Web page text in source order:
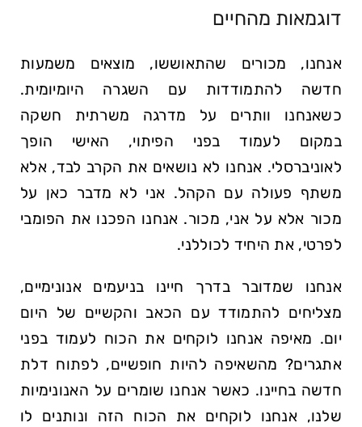
דוגמאות מהחיים
אנחנו, מכורים שהתאוששו, מוצאים משמעות
חדשה להתמודדות עם השגרה היומיומית.
כשאנחנו וותרים על מדרגה משרתית חשקה
במקום לעמוד בפני הפיתוי, האישי הופך
לאוניברסלי. אנחנו לא נושאים את הקרב לבד, אלא
משתף פעולה עם הקהל. אני לא מדבר כאן על
מכור אלא על אני, מכור. אנחנו הפכנו את הפומבי
לפרטי, את היחיד לכוללני.
אנחנו שמדובר בדרך חיינו בניעמים אנונימיים,
מצליחים להתמודד עם הכאב והקשיים של היום
יום. מאיפה אנחנו לוקחים את הכוח לעמוד בפני
אתגרים? מהשאיפה להיות חופשיים, לפתוח דלת
חדשה בחיינו. כאשר אנחנו שומרים על האנונימיות
שלנו, אנחנו לוקחים את הכוח הזה ונותנים לו